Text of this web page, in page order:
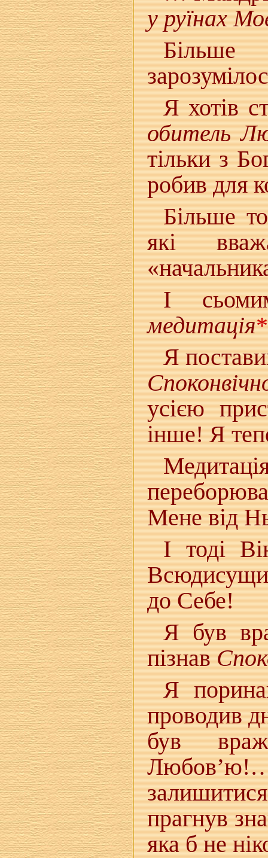
у руїнах
Я хотів
обитель
тільки з
робив для
Більше
які
І
медитація*
Я
усією
інше! Я
Мене від
І тоді
до Себе!
Я був
пізнав
Я
проводив
був
прагнув
яка б не